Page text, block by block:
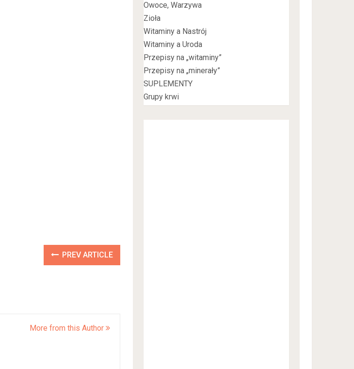
PREV ARTICLE
More from this Author
Owoce, Warzywa
Zioła
Witaminy a Nastrój
Witaminy a Uroda
Przepisy na „witaminy”
Przepisy na „minerały”
SUPLEMENTY
Grupy krwi